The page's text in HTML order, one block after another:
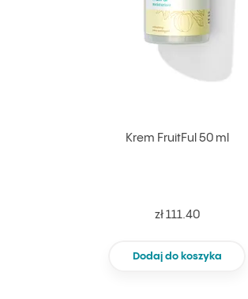
Krem FruitFul 50 ml
zł 111.40
Dodaj do koszyka